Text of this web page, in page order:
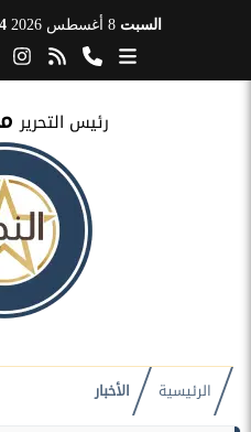
السبت 8 أغسطس 2026
رئيس التحرير
الرئيسية الأخبار